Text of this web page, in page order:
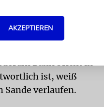
Neonazi-Milieu, sie
Juden. Das
Bahn bricht in
ist, weiß
verlaufen.
AKZEPTIEREN